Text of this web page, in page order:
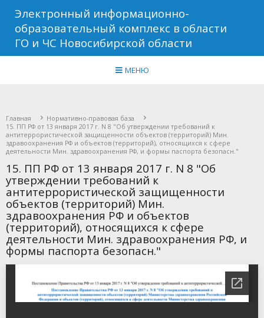
Электронный информационно-
образовательный комплекс в области
ГО и ЧС Новосибирской области
МЕНЮ
Главная
Нормативно-правовая база
15. ПП РФ от 13 января 2017 г. N 8 "Об утверждении требований к
антитеррористической защищенности объектов (территорий) Мин.
здравоохранения РФ и объектов (территорий), относящихся к сфере
деятельности Мин. здравоохранения РФ, и формы паспорта безопасн."
15. ПП РФ от 13 января 2017 г. N 8 "Об
утверждении требований к
антитеррористической защищенности
объектов (территорий) Мин.
здравоохранения РФ и объектов
(территорий), относящихся к сфере
деятельности Мин. здравоохранения РФ, и
формы паспорта безопасн."